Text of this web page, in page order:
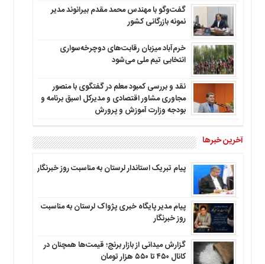
گفت‌وگو با مهندس محمد مقدم بیرانوند مدیر
نمونه بازرگانی کشور
خرم‌آباد میزبان رقابت‌های دوچرخه‌سواری
انتخابی تیم ملی می‌شود
نقد و بررسی کمبود معلم در گفتگوی با منصور
مجاوری مشاور اقتصادی و مدیرکل اسبق برنامه و
بودجه وزارت آموزش و پرورش
آخرین خبرها
پیام تبریک استاندار لرستان به‌ مناسبت روز خبرنگار
پیام مدیر پایگاه خبری پژواک لرستان به مناسبت
روز خبرنگار
گزارش میدانی از بازار برنج؛ قیمت‌ها همچنان در
کانال ۴۵۰ تا ۵۵۰ هزار تومان